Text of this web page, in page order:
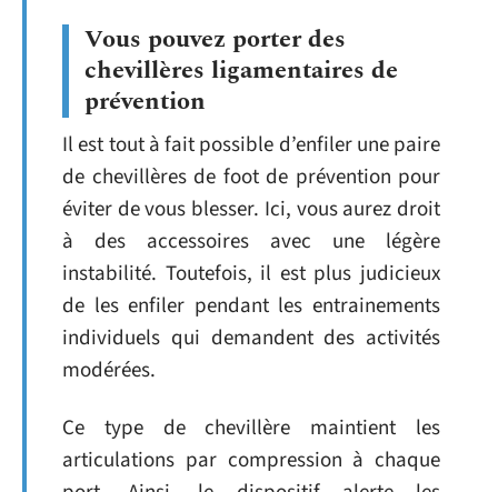
Vous pouvez porter des
chevillères ligamentaires de
prévention
Il est tout à fait possible d’enfiler une paire
de chevillères de foot de prévention pour
éviter de vous blesser. Ici, vous aurez droit
à des accessoires avec une légère
instabilité. Toutefois, il est plus judicieux
de les enfiler pendant les entrainements
individuels qui demandent des activités
modérées.
Ce type de chevillère maintient les
articulations par compression à chaque